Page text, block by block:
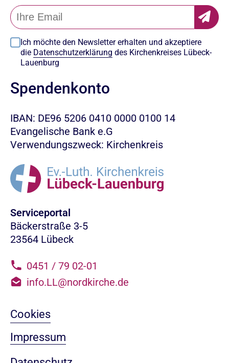
Ich möchte den Newsletter erhalten und akzeptiere
die Datenschutzerklärung des Kirchenkreises Lübeck-
Lauenburg
Spendenkonto
IBAN: DE96 5206 0410 0000 0100 14
Evangelische Bank e.G
Verwendungszweck: Kirchenkreis
Serviceportal
Bäckerstraße 3-5
23564 Lübeck
0451 / 79 02-01
info.LL@nordkirche.de
Cookies
Impressum